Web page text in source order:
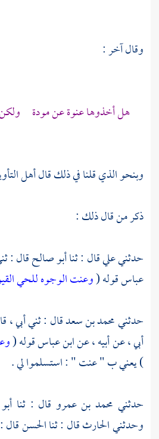
وقال آخر :
هل أخذوها عنوة عن مودة ولكن
وبنحو الذي قلنا في ذلك قال أهل
ذكر من قال ذلك :
حدثنيعليقال : ثناأبو صالحقال :
عباسقوله (وعنت الوجوه للحي
حدثنيمحمد بن سعدقال : ثني أبي
أبي ، عن أبيه ، عنابن عباسقوله (
) يعني ب " عنت " : استسلموا لي .
حدثني محمد بن عمرو قال : ثنا
وحدثنيالحارثقال : ثناالحسنقال